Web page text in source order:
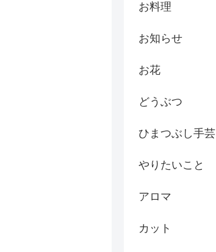
お料理
お知らせ
お花
どうぶつ
ひまつぶし手芸
やりたいこと
アロマ
カット